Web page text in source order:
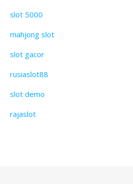
slot 5000
mahjong slot
slot gacor
rusiaslot88
slot demo
rajaslot